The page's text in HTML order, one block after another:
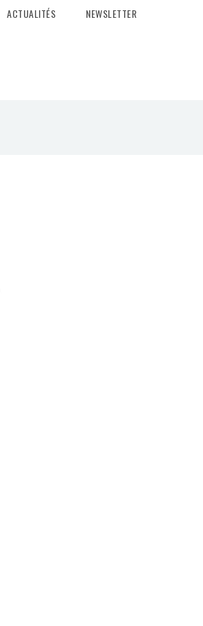
ACTUALITÉS NEWSLETTER